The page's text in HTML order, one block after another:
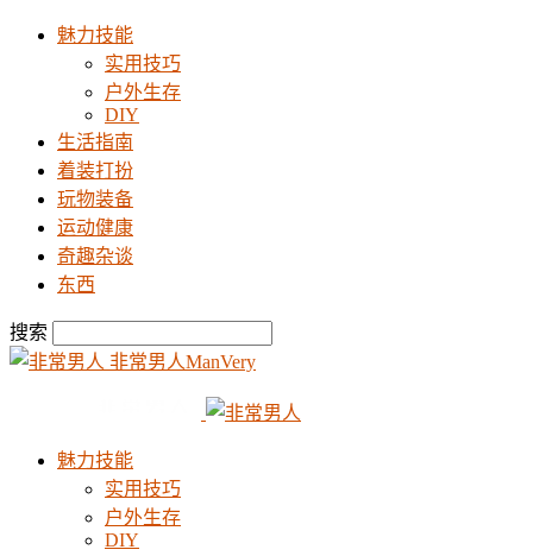
魅力技能
实用技巧
户外生存
DIY
生活指南
着装打扮
玩物装备
运动健康
奇趣杂谈
东西
搜索
非常男人ManVery
魅力技能
实用技巧
户外生存
DIY